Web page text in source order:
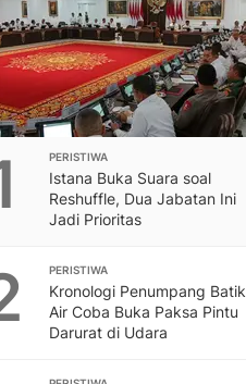
PERISTIWA
Istana Buka Suara soal
Reshuffle, Dua Jabatan Ini
Jadi Prioritas
PERISTIWA
Kronologi Penumpang Batik
Air Coba Buka Paksa Pintu
Darurat di Udara